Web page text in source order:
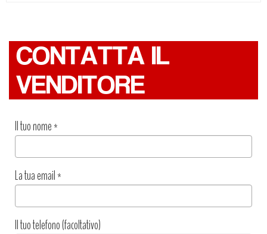
CONTATTA IL
VENDITORE
Il tuo nome*
La tua email*
Il tuo telefono (facoltativo)